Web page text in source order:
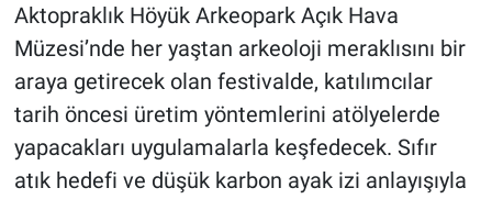
Aktopraklık Höyük Arkeopark Açık Hava
Müzesi’nde her yaştan arkeoloji meraklısını bir
araya getirecek olan festivalde, katılımcılar
tarih öncesi üretim yöntemlerini atölyelerde
yapacakları uygulamalarla keşfedecek. Sıfır
atık hedefi ve düşük karbon ayak izi anlayışıyla
Sağlık
Spor
Teknoloji